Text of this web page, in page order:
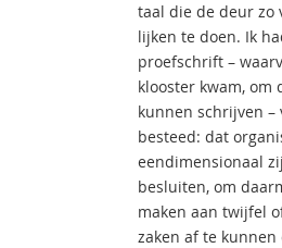
taal die de deur zo
lijken te doen. Ik
proefschrift –
klooster kwam,
kunnen schrijven –
besteed: dat
eendimensionaal
besluiten, om
maken aan twijfel
zaken af te